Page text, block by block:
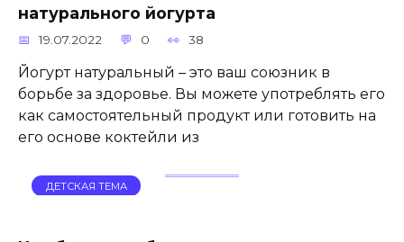
натурального йогурта
19.07.2022 0 38
Йогурт натуральный – это ваш союзник в
борьбе за здоровье. Вы можете употреблять его
как самостоятельный продукт или готовить на
его основе коктейли из
ДЕТСКАЯ ТЕМА